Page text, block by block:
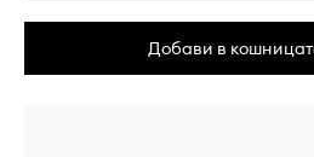
Добави в